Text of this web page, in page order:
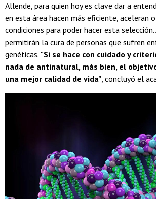
Allende, para quien hoy es clave dar a
en esta área hacen más eficiente, aceleran
condiciones para poder hacer esta selección.
permitirán la cura de personas que sufren
genéticas. "Si se hace con cuidado y
nada de antinatural, más bien, el
una mejor calidad de vida", concluyó el